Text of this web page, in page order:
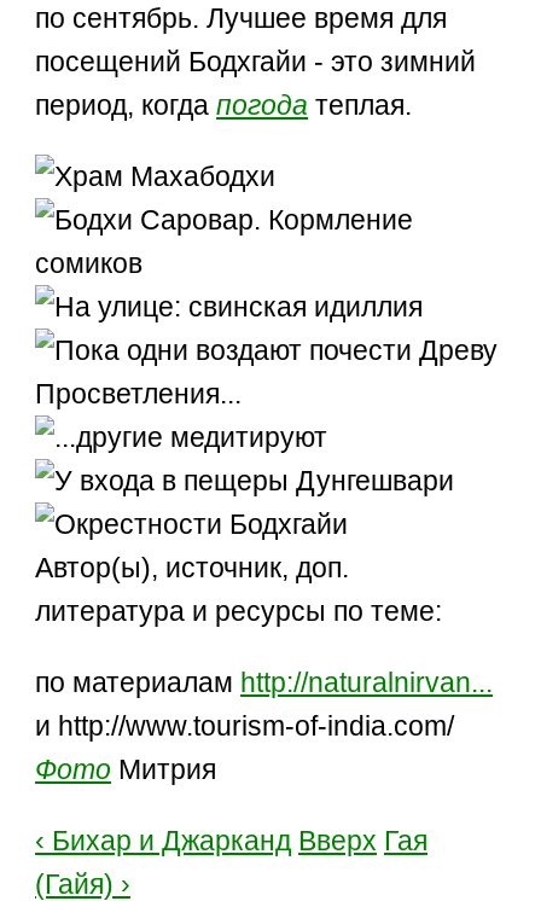
по сентябрь. Лучшее время для
посещений Бодхгайи - это зимний
период, когдапогода теплая.
Автор(ы), источник, доп.
литература и ресурсы по теме:
по материалам http://naturalnirvan...
и http://www.tourism-of-india.com/
Фото Митрия
‹ Бихар и Джарканд Вверх Гая
(Гайя) ›